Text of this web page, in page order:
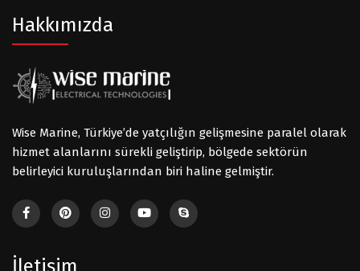
Hakkımızda
Wise Marine, Türkiye’de yatçılığın gelişmesine paralel olarak
hizmet alanlarını sürekli geliştirip, bölgede sektörün
belirleyici kuruluşlarından biri haline gelmiştir.
İletişim